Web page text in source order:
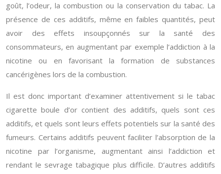
goût, l’odeur, la combustion ou la conservation du tabac. La
présence de ces additifs, même en faibles quantités, peut
avoir des effets insoupçonnés sur la santé des
consommateurs, en augmentant par exemple l’addiction à la
nicotine ou en favorisant la formation de substances
cancérigènes lors de la combustion.
Il est donc important d’examiner attentivement si le tabac
cigarette boule d’or contient des additifs, quels sont ces
additifs, et quels sont leurs effets potentiels sur la santé des
fumeurs. Certains additifs peuvent faciliter l’absorption de la
nicotine par l’organisme, augmentant ainsi l’addiction et
rendant le sevrage tabagique plus difficile. D’autres additifs